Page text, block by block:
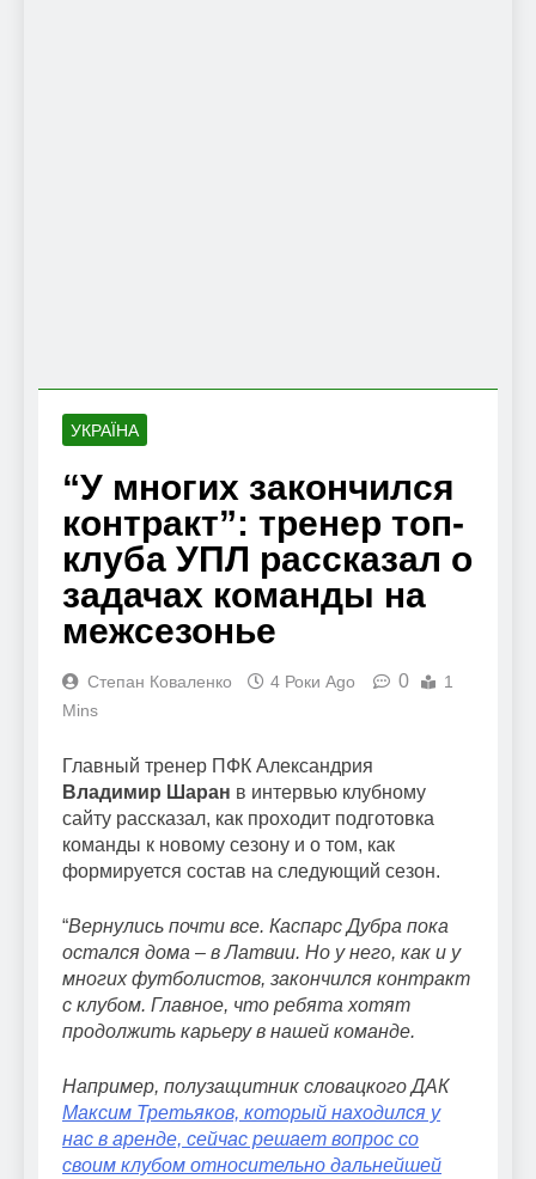
УКРАЇНА
“У многих закончился
контракт”: тренер топ-
клуба УПЛ рассказал о
задачах команды на
межсезонье
Степан Коваленко 4 Роки Ago 0
1
Mins
Главный тренер ПФК Александрия
Владимир Шаран в интервью клубному
сайту рассказал, как проходит подготовка
команды к новому сезону и о том, как
формируется состав на следующий сезон.
“Вернулись почти все. Каспарс Дубра пока
остался дома – в Латвии. Но у него, как и у
многих футболистов, закончился контракт
с клубом. Главное, что ребята хотят
продолжить карьеру в нашей команде.
Например, полузащитник словацкого ДАК
Максим Третьяков, который находился у
нас в аренде, сейчас решает вопрос со
своим клубом относительно дальнейшей